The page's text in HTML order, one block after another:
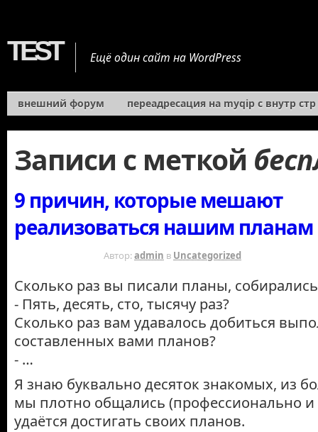
TEST Ещё один сайт на WordPress
внешний форум переадресация на myqip с внутр стр
Записи с меткой
9 причин, которые мешают
реализоваться нашим планам
Автор:admin в Uncategorized
Сколько раз вы писали планы, собирались
- Пять, десять, сто, тысячу раз?
Сколько раз вам удавалось добиться
составленных вами планов?
- …
Я знаю буквально десяток знакомых, из
мы плотно общались (профессионально и
удаётся достигать своих планов.